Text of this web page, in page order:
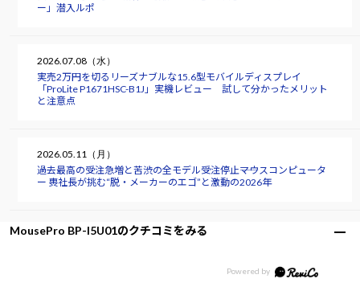
ー」潜入ルポ
2026.07.08（水）
実売2万円を切るリーズナブルな15.6型モバイルディスプレイ
「ProLite P1671HSC-B1J」実機レビュー 試して分かったメリット
と注意点
2026.05.11（月）
過去最高の受注急増と苦渋の全モデル受注停止――マウスコンピュータ
ー 軣社長が挑む“脱・メーカーのエゴ”と激動の2026年
MousePro BP-I5U01のクチコミをみる